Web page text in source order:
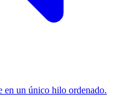
en un único hilo ordenado.